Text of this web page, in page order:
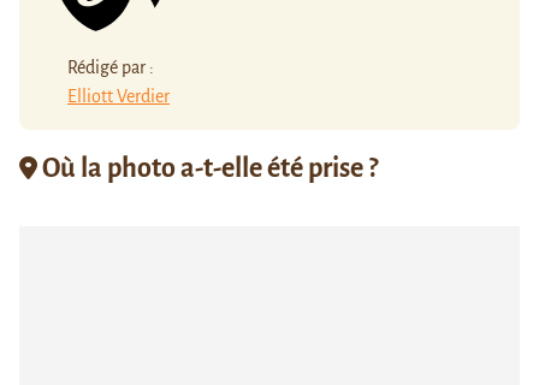
Rédigé par :
Elliott Verdier
Où la photo a-t-elle été prise ?